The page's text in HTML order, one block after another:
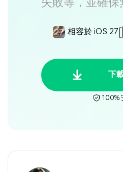
失敗等，並確保
相容於 iOS 27
下
100%